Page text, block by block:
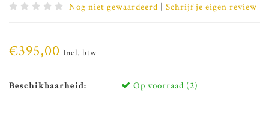
Nog niet gewaardeerd | Schrijf je eigen review
€395,00 Incl. btw
Beschikbaarheid: Op voorraad (2)